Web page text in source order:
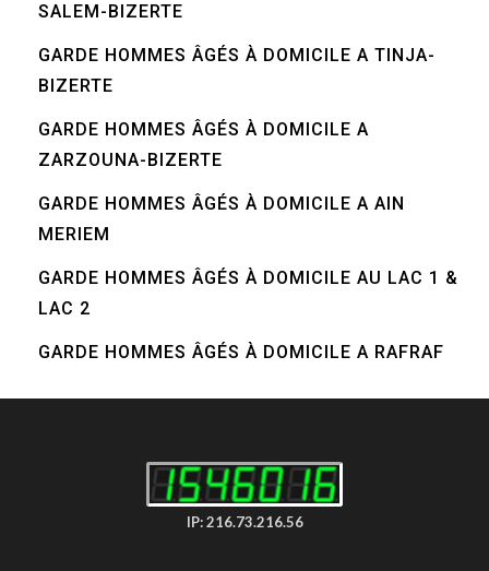
SALEM-BIZERTE
GARDE HOMMES ÂGÉS À DOMICILE A TINJA-
BIZERTE
GARDE HOMMES ÂGÉS À DOMICILE A
ZARZOUNA-BIZERTE
GARDE HOMMES ÂGÉS À DOMICILE A AIN
MERIEM
GARDE HOMMES ÂGÉS À DOMICILE AU LAC 1 &
LAC 2
GARDE HOMMES ÂGÉS À DOMICILE A RAFRAF
IP: 216.73.216.56